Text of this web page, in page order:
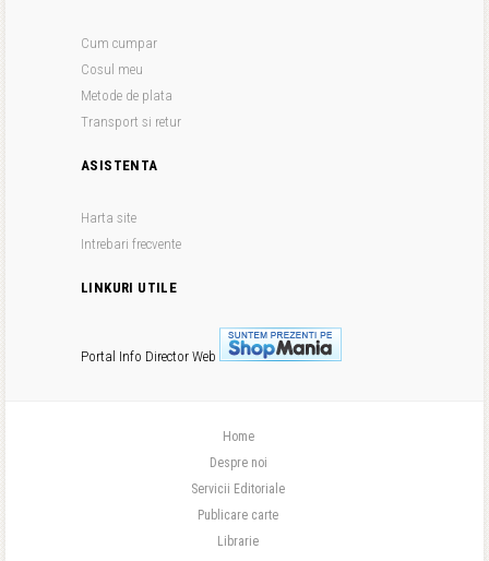
Cum cumpar
Cosul meu
Metode de plata
Transport si retur
ASISTENTA
Harta site
Intrebari frecvente
LINKURI UTILE
Portal Info Director Web
Home
Despre noi
Servicii Editoriale
Publicare carte
Librarie